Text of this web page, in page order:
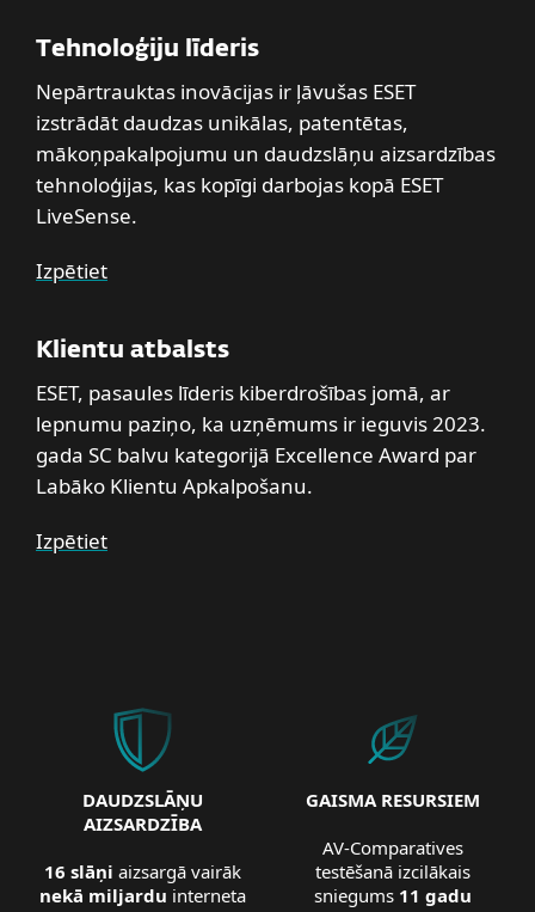
Tehnoloģiju līderis
Nepārtrauktas inovācijas ir ļāvušas ESET
izstrādāt daudzas unikālas, patentētas,
mākoņpakalpojumu un daudzslāņu aizsardzības
tehnoloģijas, kas kopīgi darbojas kopā ESET
LiveSense.
Izpētiet
Klientu atbalsts
ESET, pasaules līderis kiberdrošības jomā, ar
lepnumu paziņo, ka uzņēmums ir ieguvis 2023.
gada SC balvu kategorijā Excellence Award par
Labāko Klientu Apkalpošanu.
Izpētiet
DAUDZSLĀŅU
AIZSARDZĪBA
16 slāņi aizsargā vairāk
nekā miljardu interneta
GAISMA RESURSIEM
AV-Comparatives
testēšanā izcilākais
sniegums 11 gadu